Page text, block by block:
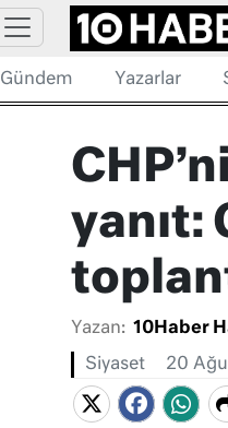
Gündem Yazarlar
yanıt:
Yazan: 10Haber
Siyaset 20